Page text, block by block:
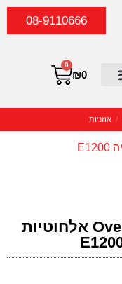
08-9110666
₪0
0
/ אוזניות
אוזניות Over-Ear אלחוטיות